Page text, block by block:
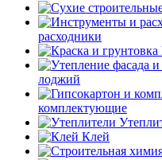
расходники
лоджий
комплектующие
Клей